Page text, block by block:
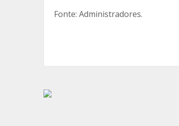
Fonte: Administradores.